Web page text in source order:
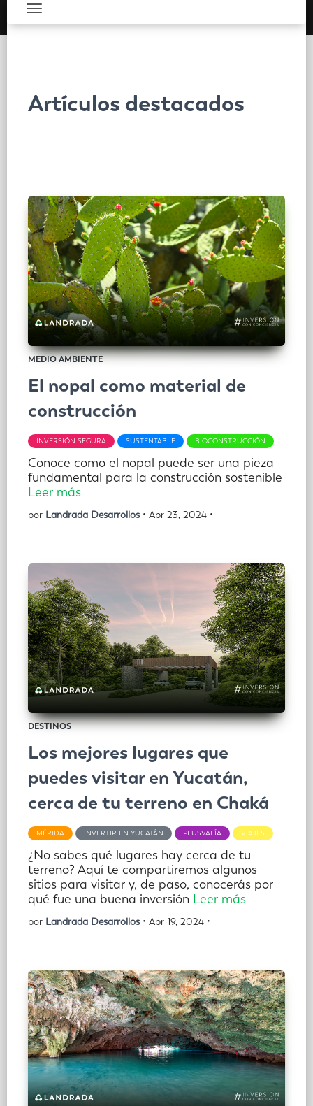
Toggle navigation
Artículos destacados
MEDIO AMBIENTE
El nopal como material de
construcción
INVERSIÓN SEGURA SUSTENTABLE BIOCONSTRUCCIÓN
Conoce como el nopal puede ser una pieza
fundamental para la construcción sostenible
Leer más
por Landrada Desarrollos • Apr 23, 2024 •
DESTINOS
Los mejores lugares que
puedes visitar en Yucatán,
cerca de tu terreno en Chaká
MÉRIDA INVERTIR EN YUCATÁN PLUSVALÍA VIAJES
¿No sabes qué lugares hay cerca de tu
terreno? Aquí te compartiremos algunos
sitios para visitar y, de paso, conocerás por
qué fue una buena inversión Leer más
por Landrada Desarrollos • Apr 19, 2024 •